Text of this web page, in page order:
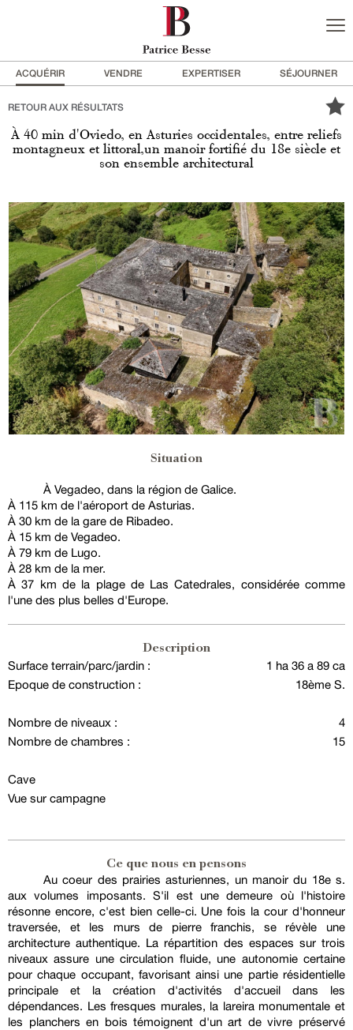
ACQUÉRIR VENDRE EXPERTISER SÉJOURNER
RETOUR AUX RÉSULTATS
À 40 min d'Oviedo, en Asturies occidentales, entre reliefs
montagneux et littoral,un manoir fortifié du 18e siècle et
son ensemble architectural
Situation
À Vegadeo, dans la région de Galice.
À 115 km de l'aéroport de Asturias.
À 30 km de la gare de Ribadeo.
À 15 km de Vegadeo.
À 79 km de Lugo.
À 28 km de la mer.
À 37 km de la plage de Las Catedrales, considérée comme
l'une des plus belles d'Europe.
Description
Surface terrain/parc/jardin :
1 ha 36 a 89 ca
Epoque de construction :
18ème S.
Nombre de niveaux :
4
Nombre de chambres :
15
Cave
Vue sur campagne
Ce que nous en pensons
Au coeur des prairies asturiennes, un manoir du 18e s.
aux volumes imposants. S'il est une demeure où l'histoire
résonne encore, c'est bien celle-ci. Une fois la cour d'honneur
traversée, et les murs de pierre franchis, se révèle une
architecture authentique. La répartition des espaces sur trois
niveaux assure une circulation fluide, une autonomie certaine
pour chaque occupant, favorisant ainsi une partie résidentielle
principale et la création d'activités d'accueil dans les
dépendances. Les fresques murales, la lareira monumentale et
les planchers en bois témoignent d'un art de vivre préservé